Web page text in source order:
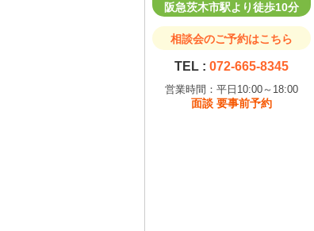
阪急茨木市駅より徒歩10分
相談会のご予約はこちら
TEL : 072-665-8345
営業時間：平日10:00～18:00
面談 要事前予約